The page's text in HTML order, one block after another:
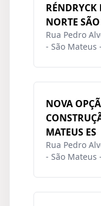
NORTE
Rua Pedro
- São Mateus
NOVA
MATEUS ES
Rua Pedro
- São Mateus